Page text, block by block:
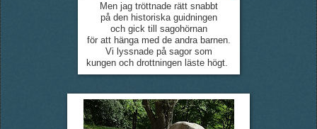
Men jag tröttnade rätt snabbt
på den historiska guidningen
och gick till sagohörnan
för att hänga med de andra barnen.
Vi lyssnade på sagor som
kungen och drottningen läste högt.